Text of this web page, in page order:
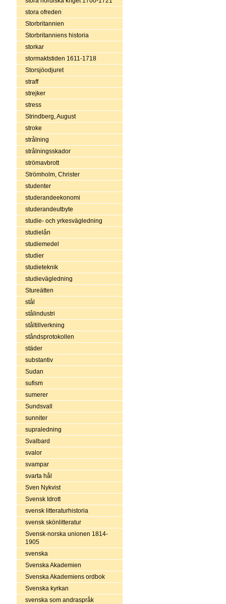
stora ofreden
Storbritannien
Storbritanniens historia
storkar
stormaktstiden 1611-1718
Storsjöodjuret
straff
strejker
stress
Strindberg, August
stroke
strålning
strålningsskador
strömavbrott
Strömholm, Christer
studenter
studerandeekonomi
studerandeutbyte
studie- och yrkesvägledning
studielån
studiemedel
studier
studieteknik
studievägledning
Stureätten
stål
stålindustri
ståltillverkning
ståndsprotokollen
städer
substantiv
Sudan
sufism
sumerer
Sundsvall
sunniter
supraledning
Svalbard
svalor
svampar
svarta hål
Sven Nykvist
Svensk Idrott
svensk litteraturhistoria
svensk skönlitteratur
Svensk-norska unionen 1814-
1905
svenska
Svenska Akademien
Svenska Akademiens ordbok
Svenska kyrkan
svenska som andraspråk